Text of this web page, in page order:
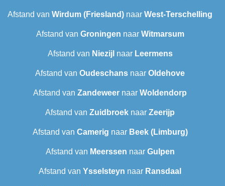
Afstand van Wirdum (Friesland) naar West-Terschelling
Afstand van Groningen naar Witmarsum
Afstand van Niezijl naar Leermens
Afstand van Oudeschans naar Oldehove
Afstand van Zandeweer naar Woldendorp
Afstand van Zuidbroek naar Zeerijp
Afstand van Camerig naar Beek (Limburg)
Afstand van Meerssen naar Gulpen
Afstand van Ysselsteyn naar Ransdaal